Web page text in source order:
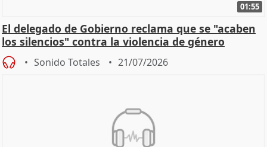
01:55
El delegado de Gobierno reclama que se "acaben
los silencios" contra la violencia de género
Sonido Totales 21/07/2026